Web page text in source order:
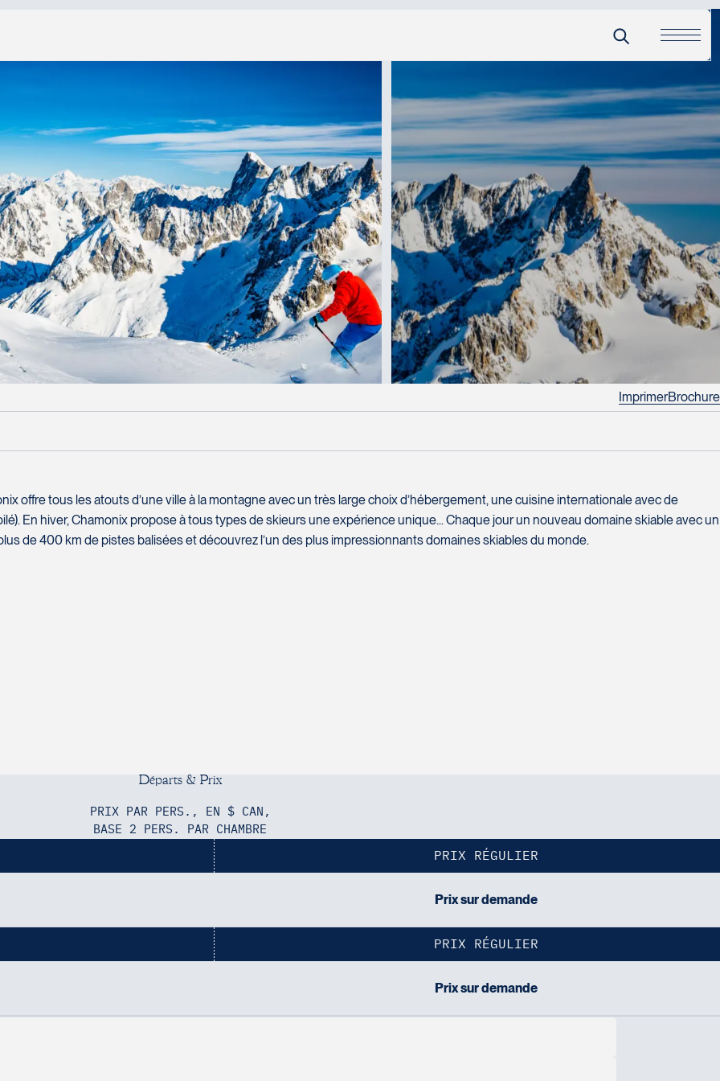
nuits
repas
demande
ImprimerBrochure
offre tous les atouts d’une ville à la montagne avec un très large choix d’hébergement, une cuisine internationale avec de
En hiver, Chamonix propose à tous types de skieurs une expérience unique... Chaque jour un nouveau domaine skiable avec un
de 400 km de pistes balisées et découvrez l’un des plus impressionnants domaines skiables du monde.
Départs & Prix
PRIX PAR PERS., EN $ CAN,
BASE 2 PERS. PAR CHAMBRE
PRIX RÉGULIER
Prix sur demande
PRIX RÉGULIER
Prix sur demande
repas